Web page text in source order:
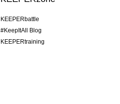
KEEPERbattle
#KeepItAll Blog
KEEPERtraining